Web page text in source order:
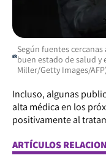
Según fuentes
buen estado de salud y
Miller/Getty Images/AFP)
Incluso, algunas
alta médica en los
positivamente al
ARTÍCULOS